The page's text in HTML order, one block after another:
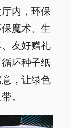
内，环保
魔术、生
友好赠礼
环种子纸
，让绿色
。